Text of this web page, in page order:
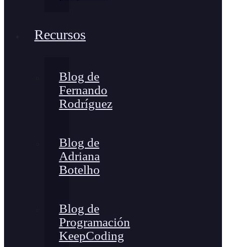
Recursos
Blog de
Fernando
Rodríguez
Blog de
Adriana
Botelho
Blog de
Programación
KeepCoding